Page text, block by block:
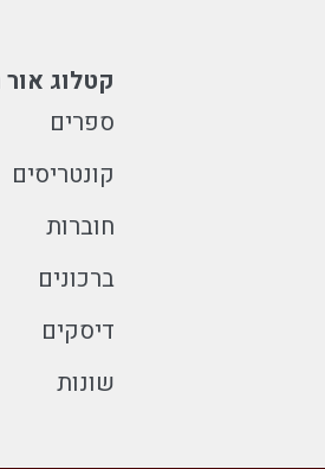
קטלוג
ספרים
קונטריסים
חוברות
ברכונים
דיסקים
שונות